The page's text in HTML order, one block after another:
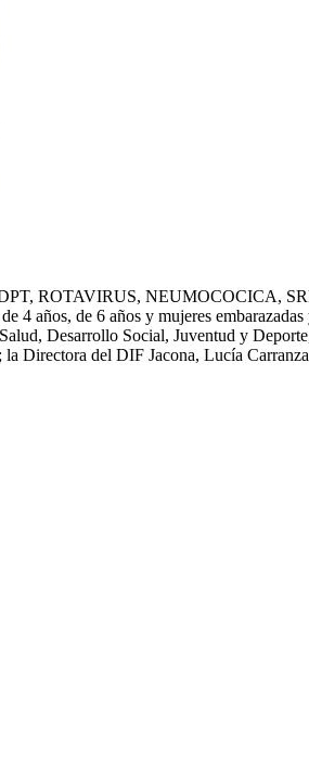
ROTAVIRUS, NEUMOCOCICA,
años, de 6 años y mujeres
Desarrollo Social, Juventud y
Directora del DIF Jacona, Lucía